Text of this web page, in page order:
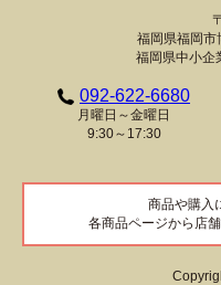
福岡県福岡市
福岡県中小企
092-622-6680
月曜日～金曜日
9:30～17:30
商品や購入
各商品ページから店